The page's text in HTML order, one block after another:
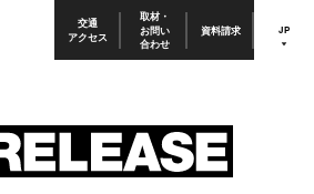
交通
アクセス
取材・
お問い
合わせ
資料請求 JP